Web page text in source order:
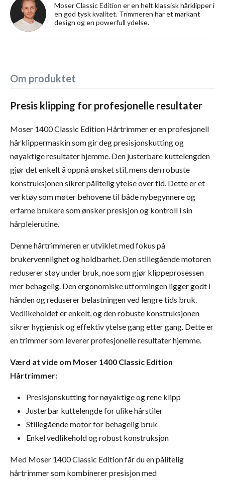
Moser Classic Edition er en helt klassisk hårklipper i
en god tysk kvalitet. Trimmeren har et markant
design og en powerfull ydelse.
Om produktet
Presis klipping for profesjonelle resultater
Moser 1400 Classic Edition Hårtrimmer er en profesjonell
hårklippermaskin som gir deg presisjonskutting og
nøyaktige resultater hjemme. Den justerbare kuttelengden
gjør det enkelt å oppnå ønsket stil, mens den robuste
konstruksjonen sikrer pålitelig ytelse over tid. Dette er et
verktøy som møter behovene til både nybegynnere og
erfarne brukere som ønsker presisjon og kontroll i sin
hårpleierutine.
Denne hårtrimmeren er utviklet med fokus på
brukervennlighet og holdbarhet. Den stillegående motoren
reduserer støy under bruk, noe som gjør klippeprosessen
mer behagelig. Den ergonomiske utformingen ligger godt i
hånden og reduserer belastningen ved lengre tids bruk.
Vedlikeholdet er enkelt, og den robuste konstruksjonen
sikrer hygienisk og effektiv ytelse gang etter gang. Dette er
en trimmer som leverer profesjonelle resultater hjemme.
Værd at vide om Moser 1400 Classic Edition
Hårtrimmer:
Presisjonskutting for nøyaktige og rene klipp
Justerbar kuttelengde for ulike hårstiler
Stillegående motor for behagelig bruk
Enkel vedlikehold og robust konstruksjon
Med Moser 1400 Classic Edition får du en pålitelig
hårtrimmer som kombinerer presisjon med